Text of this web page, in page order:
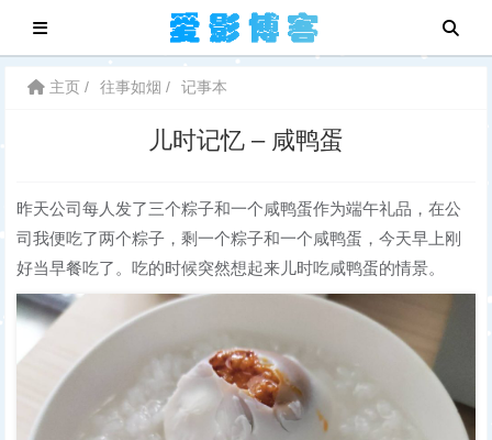
主页 往事如烟 记事本
儿时记忆 – 咸鸭蛋
昨天公司每人发了三个粽子和一个咸鸭蛋作为端午礼品，在公
司我便吃了两个粽子，剩一个粽子和一个咸鸭蛋，今天早上刚
好当早餐吃了。吃的时候突然想起来儿时吃咸鸭蛋的情景。